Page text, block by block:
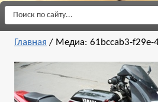
Главная / Медиа: 61bccab3-f29e-